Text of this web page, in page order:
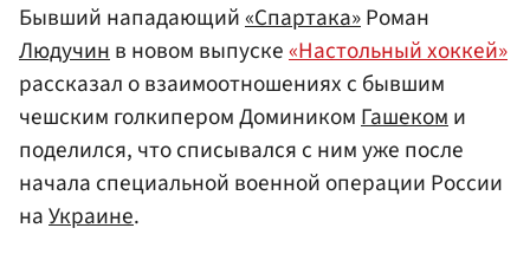
Бывший нападающий«Спартака»Роман
Людучинв новом выпуске«Настольный хоккей»
рассказал о взаимоотношениях с бывшим
чешским голкипером ДоминикомГашекоми
поделился, что списывался с ним уже после
начала специальной военной операции России
наУкраине.